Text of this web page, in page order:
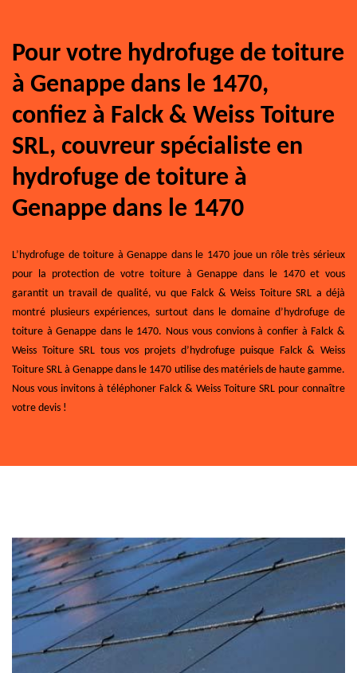
Pour votre hydrofuge de toiture
à Genappe dans le 1470,
confiez à Falck & Weiss Toiture
SRL, couvreur spécialiste en
hydrofuge de toiture à
Genappe dans le 1470
L’hydrofuge de toiture à Genappe dans le 1470 joue un rôle très sérieux
pour la protection de votre toiture à Genappe dans le 1470 et vous
garantit un travail de qualité, vu que Falck & Weiss Toiture SRL a déjà
montré plusieurs expériences, surtout dans le domaine d’hydrofuge de
toiture à Genappe dans le 1470. Nous vous convions à confier à Falck &
Weiss Toiture SRL tous vos projets d’hydrofuge puisque Falck & Weiss
Toiture SRL à Genappe dans le 1470 utilise des matériels de haute gamme.
Nous vous invitons à téléphoner Falck & Weiss Toiture SRL pour connaître
votre devis !